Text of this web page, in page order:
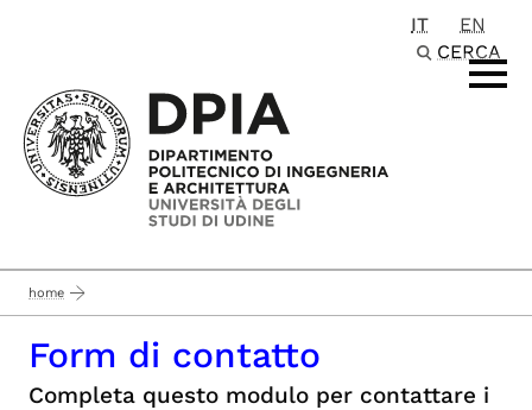
IT
EN
CERCA
home
Form di contatto
Completa questo modulo per contattare i